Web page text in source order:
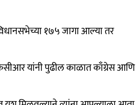
१७५ जागा आल्या तर
यांनी पुढील काळात काँग्रेस आणि